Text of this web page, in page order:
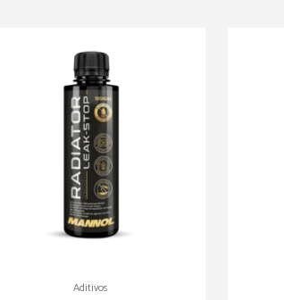
Aditivos